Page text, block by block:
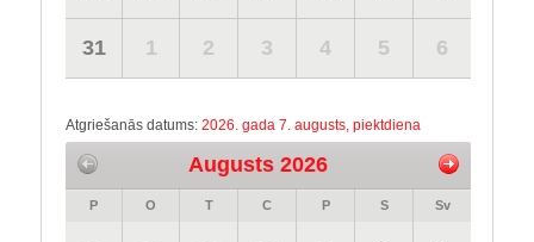
31 1 2 3 4 5 6
Atgriešanās datums: 2026. gada 7. augusts, piektdiena
Augusts 2026
P O T C P S Sv